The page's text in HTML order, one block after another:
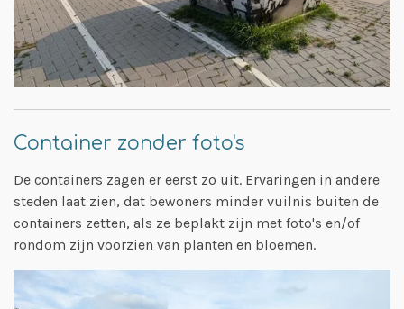
Container zonder foto's
De containers zagen er eerst zo uit. Ervaringen in andere
steden laat zien, dat bewoners minder vuilnis buiten de
containers zetten, als ze beplakt zijn met foto's en/of
rondom zijn voorzien van planten en bloemen.